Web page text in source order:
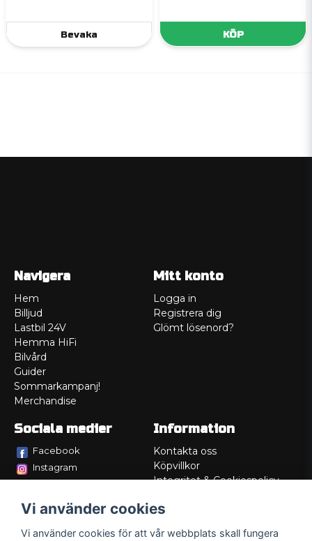
Bevaka KÖP
Navigera
Hem
Billjud
Lastbil 24V
Hemma HiFi
Bilvård
Guider
Sommarkampanj!
Merchandise
Mitt konto
Logga in
Registrera dig
Glömt lösenord?
Sociala medier
Facebook
Instagram
Information
Kontakta oss
Köpvillkor
Integritet & Cookiespolicy
Service/Garanti
Vi använder cookies
Vi använder cookies för att vår webbplats skall fungera